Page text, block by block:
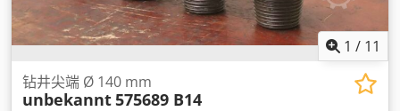
1 / 11
钻井尖端 Ø 140 mm
unbekannt575689 B14